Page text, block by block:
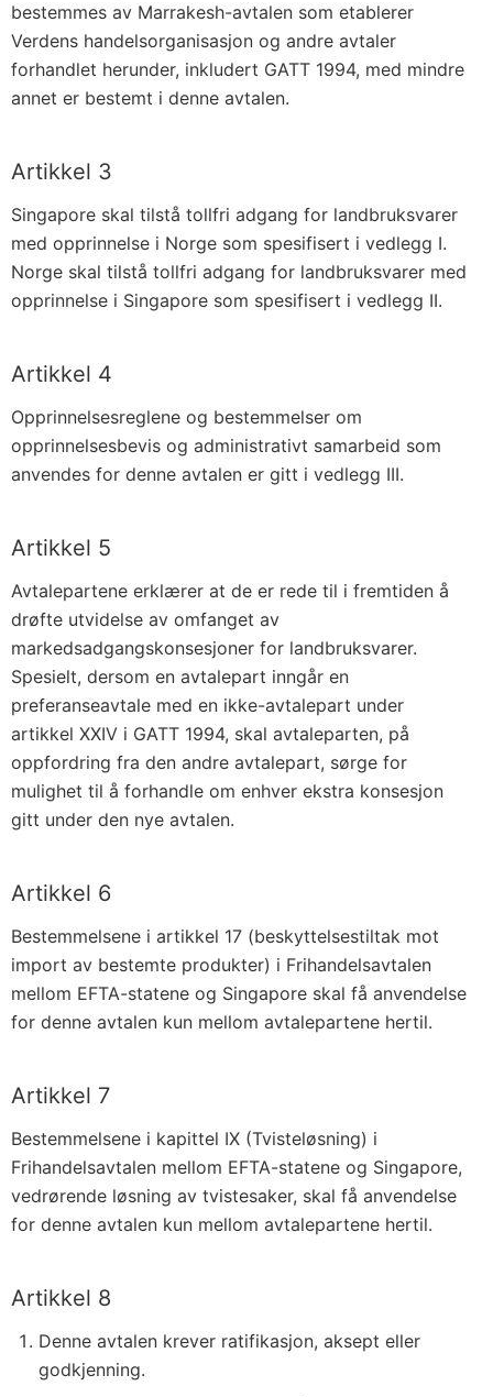
bestemmes av Marrakesh-avtalen som etablerer
Verdens handelsorganisasjon og andre avtaler
forhandlet herunder, inkludert GATT 1994, med mindre
annet er bestemt i denne avtalen.
Artikkel 3
Singapore skal tilstå tollfri adgang for landbruksvarer
med opprinnelse i Norge som spesifisert i vedlegg I.
Norge skal tilstå tollfri adgang for landbruksvarer med
opprinnelse i Singapore som spesifisert i vedlegg II.
Artikkel 4
Opprinnelsesreglene og bestemmelser om
opprinnelsesbevis og administrativt samarbeid som
anvendes for denne avtalen er gitt i vedlegg III.
Artikkel 5
Avtalepartene erklærer at de er rede til i fremtiden å
drøfte utvidelse av omfanget av
markedsadgangskonsesjoner for landbruksvarer.
Spesielt, dersom en avtalepart inngår en
preferanseavtale med en ikke-avtalepart under
artikkel XXIV i GATT 1994, skal avtaleparten, på
oppfordring fra den andre avtalepart, sørge for
mulighet til å forhandle om enhver ekstra konsesjon
gitt under den nye avtalen.
Artikkel 6
Bestemmelsene i artikkel 17 (beskyttelsestiltak mot
import av bestemte produkter) i Frihandelsavtalen
mellom EFTA-statene og Singapore skal få anvendelse
for denne avtalen kun mellom avtalepartene hertil.
Artikkel 7
Bestemmelsene i kapittel IX (Tvisteløsning) i
Frihandelsavtalen mellom EFTA-statene og Singapore,
vedrørende løsning av tvistesaker, skal få anvendelse
for denne avtalen kun mellom avtalepartene hertil.
Artikkel 8
Denne avtalen krever ratifikasjon, aksept eller
godkjenning.